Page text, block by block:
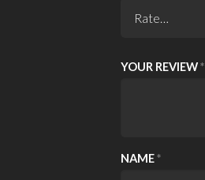
YOUR REVIEW*
NAME*